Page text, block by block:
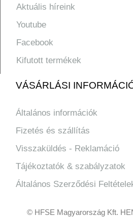
Aktuális híreink
Youtube
Facebook
Kifutott termékek
VÁSÁRLÁSI
Általános információk
Fizetés és szállítás
Visszaküldés - Reklamáció
Tájékoztatók & szabályzatok
Általános Szerződési
© HFSE Magyarország Kft.